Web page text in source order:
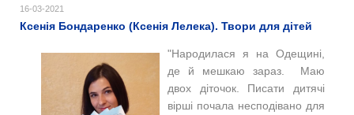
16-03-2021
Ксенія Бондаренко (Ксенія Лелека). Твори для дітей
"Народилася я на Одещині,
де й мешкаю зараз. Маю
двох діточок. Писати дитячі
вірші почала несподівано для